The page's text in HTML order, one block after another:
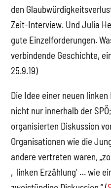
den
Zeit-Interview. Und Julia
gute Einzelforderungen.
verbindende Geschichte,
25.9.19)
Die Idee einer neuen
nicht nur innerhalb der
organisierten Diskussion
Organisationen wie die
andere vertreten waren,
‚linken Erzählung’ … wie